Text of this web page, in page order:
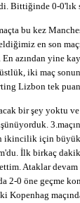
Bittiğinde 0-0'lık
bu kez
en son
En azından yine
iki maç
Lizbon tek
bir şey yoktu ve
ikincilik için büyük
İlk birkaç
Ataklar
2-0 öne geçme
Kopenhag